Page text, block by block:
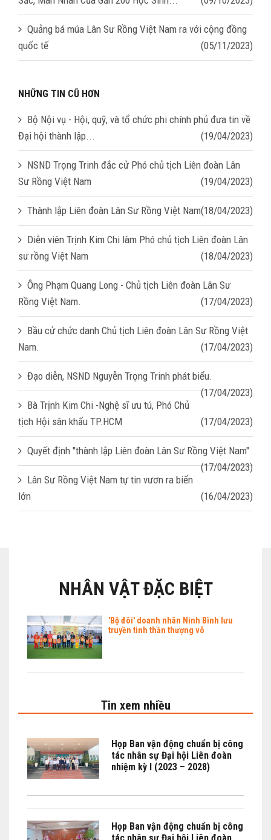
Quảng bá múa Lân Sư Rồng Việt Nam ra với cộng đồng
quốc tế
(05/11/2023)
NHỮNG TIN CŨ HƠN
Bộ Nội vụ - Hội, quỹ, và tổ chức phi chính phủ đưa tin về
Đại hội thành lập...
(19/04/2023)
NSND Trọng Trinh đắc cử Phó chủ tịch Liên đoàn Lân
Sư Rồng Việt Nam
(19/04/2023)
Thành lập Liên đoàn Lân Sư Rồng Việt Nam(18/04/2023)
Diễn viên Trịnh Kim Chi làm Phó chủ tịch Liên đoàn Lân
sư rồng Việt Nam
(18/04/2023)
Ông Phạm Quang Long - Chủ tịch Liên đoàn Lân Sư
Rồng Việt Nam.
(17/04/2023)
Bầu cử chức danh Chủ tịch Liên đoàn Lân Sư Rồng Việt
Nam.
(17/04/2023)
Đạo diễn, NSND Nguyễn Trọng Trinh phát biểu.
(17/04/2023)
Bà Trịnh Kim Chi -Nghệ sĩ ưu tú, Phó Chủ
tịch Hội sân khấu TP.HCM
(17/04/2023)
Quyết định "thành lập Liên đoàn Lân Sư Rồng Việt Nam"
(17/04/2023)
Lân Sư Rồng Việt Nam tự tin vươn ra biển
lớn
(16/04/2023)
NHÂN VẬT ĐẶC BIỆT
'Bộ đôi' doanh nhân Ninh Bình lưu
truyền tinh thần thượng võ
Tin xem nhiều
Họp Ban vận động chuẩn bị công
tác nhân sự Đại hội Liên đoàn
nhiệm kỳ I (2023 – 2028)
Họp Ban vận động chuẩn bị công
tác nhân sự Đại hội Liên đoàn